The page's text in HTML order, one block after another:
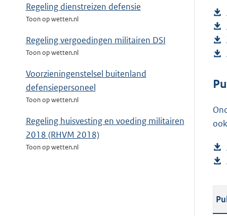
Regeling dienstreizen defensie
Toon op wetten.nl
Regeling vergoedingen militairen DSI
Toon op wetten.nl
Voorzieningenstelsel buitenland
defensiepersoneel
Toon op wetten.nl
Regeling huisvesting en voeding militairen
2018 (RHVM 2018)
Toon op wetten.nl